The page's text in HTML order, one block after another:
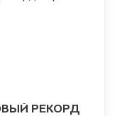
РЕКОРД